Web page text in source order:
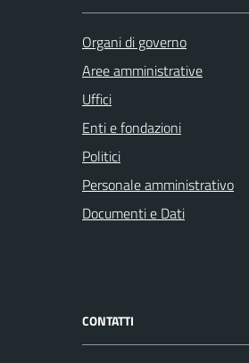
Organi di governo
Aree amministrative
Uffici
Enti e fondazioni
Politici
Personale amministrativo
Documenti e Dati
CONTATTI